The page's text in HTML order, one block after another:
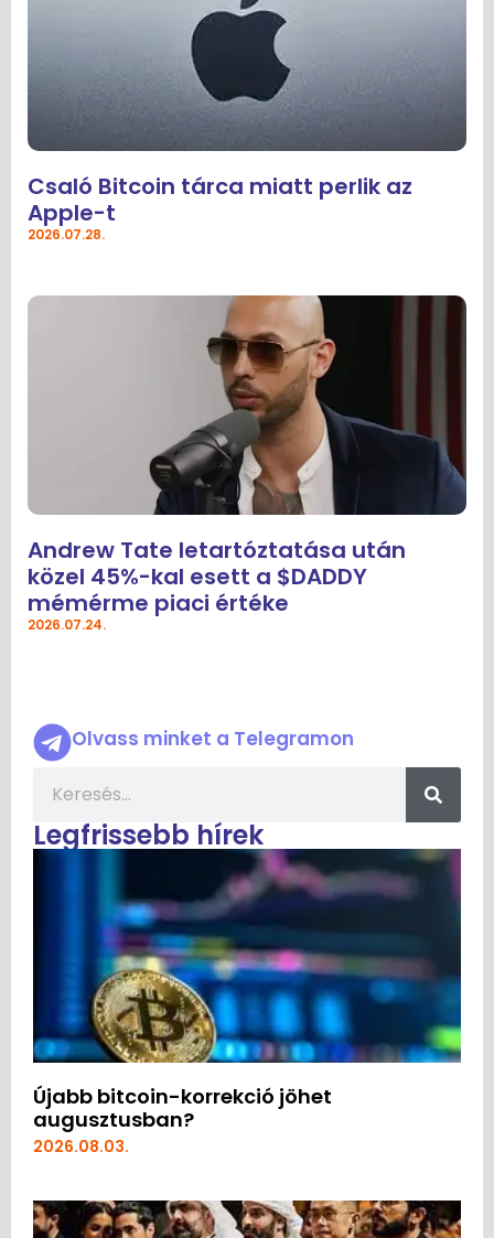
Csaló Bitcoin tárca miatt perlik az
Apple-t
2026.07.28.
Andrew Tate letartóztatása után
közel 45%-kal esett a $DADDY
mémérme piaci értéke
2026.07.24.
Olvass minket a Telegramon
Legfrissebb hírek
Újabb bitcoin-korrekció jöhet
augusztusban?
2026.08.03.